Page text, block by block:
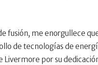
fusión, me enorgullece
de tecnologías de
Livermore por su